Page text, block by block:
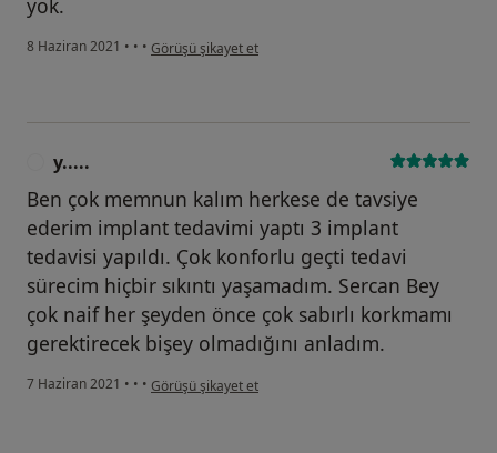
yok.
8 Haziran 2021 • • • kullanıcının görüşüne göre h.....
Görüşü şikayet et
y.....
Ben çok memnun kalım herkese de tavsiye
ederim implant tedavimi yaptı 3 implant
tedavisi yapıldı. Çok konforlu geçti tedavi
sürecim hiçbir sıkıntı yaşamadım. Sercan Bey
çok naif her şeyden önce çok sabırlı korkmamı
gerektirecek bişey olmadığını anladım.
7 Haziran 2021 • • • kullanıcının görüşüne göre y.....
Görüşü şikayet et